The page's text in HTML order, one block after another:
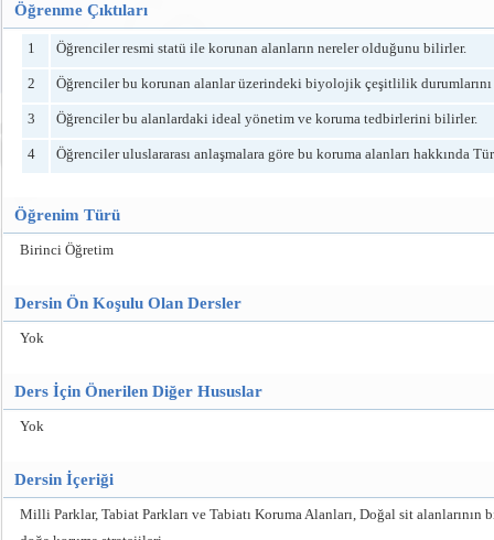
Öğrenme Çıktıları
1 Öğrenciler resmi statü ile korunan alanların nereler olduğunu bilirler.
2 Öğrenciler bu korunan alanlar üzerindeki biyolojik çeşitlilik
3 Öğrenciler bu alanlardaki ideal yönetim ve koruma tedbirlerini bilirler.
4 Öğrenciler uluslararası anlaşmalara göre bu koruma alanları hakkında
Öğrenim Türü
Birinci Öğretim
Dersin Ön Koşulu Olan Dersler
Yok
Ders İçin Önerilen Diğer Hususlar
Yok
Dersin İçeriği
Milli Parklar, Tabiat Parkları ve Tabiatı Koruma Alanları, Doğal sit